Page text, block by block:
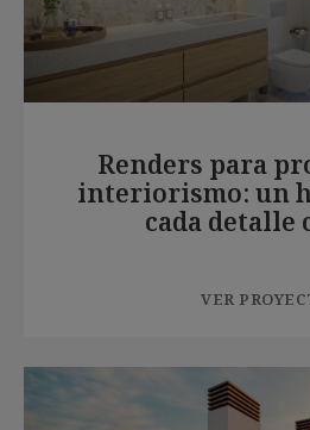
Renders para
interiorismo: un
cada detalle
VER